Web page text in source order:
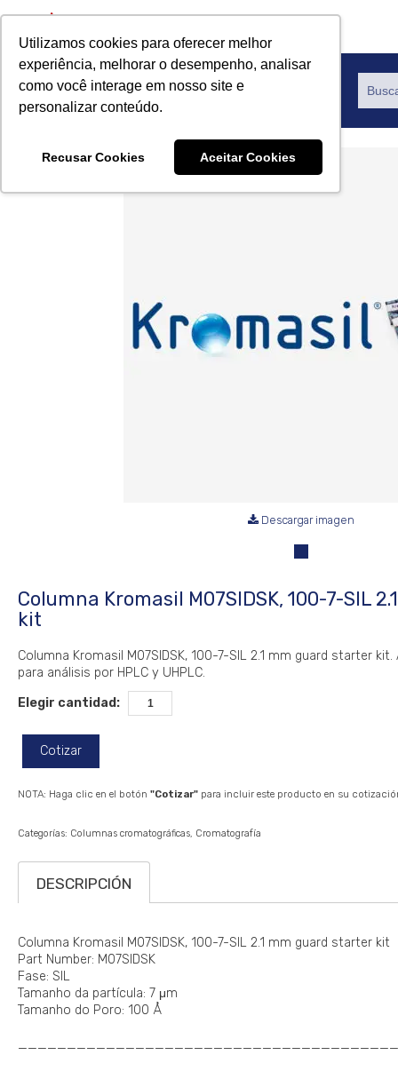
Utilizamos cookies para oferecer melhor
experiência, melhorar o desempenho, analisar
como você interage em nosso site e
personalizar conteúdo.
Recusar Cookies Aceitar Cookies
Productos
Descargar imagen
Columna Kromasil M07SIDSK, 100-7-SIL
kit
Columna Kromasil M07SIDSK, 100-7-SIL 2.1 mm guard starter
para análisis por HPLC y UHPLC.
Elegir cantidad:
Cotizar
NOTA: Haga clic en el botón "Cotizar" para incluir este producto en su
Categorías: Columnas cromatográficas Cromatografía
DESCRIPCIÓN
Columna Kromasil M07SIDSK, 100-7-SIL 2.1 mm guard starter kit
Part Number: M07SIDSK
Fase: SIL
Tamanho da partícula: 7 μm
Tamanho do Poro: 100 Å